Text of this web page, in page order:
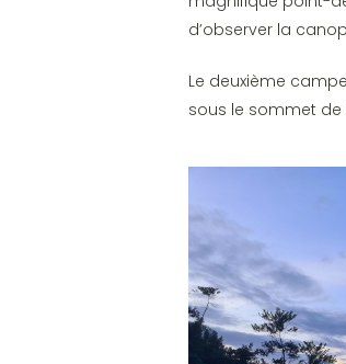
d’observer la
Le deuxième
sous le sommet